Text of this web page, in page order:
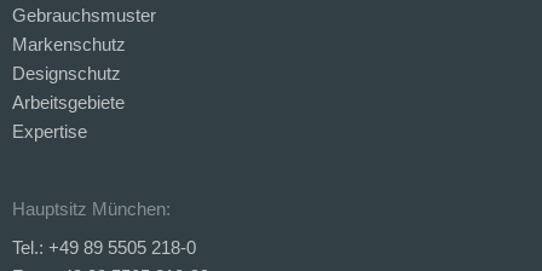
Gebrauchsmuster
Markenschutz
Designschutz
Arbeitsgebiete
Expertise
Hauptsitz München:
Tel.: +49 89 5505 218-0